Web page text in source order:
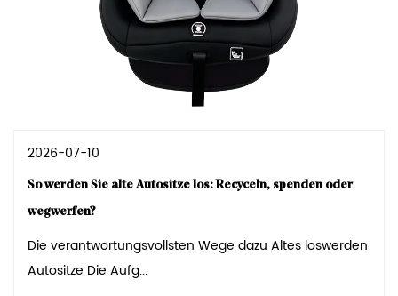
2026-07-10
So werden Sie alte Autositze los: Recyceln, spenden oder
wegwerfen?
Die verantwortungsvollsten Wege dazu Altes loswerden
Autositze Die Aufg...